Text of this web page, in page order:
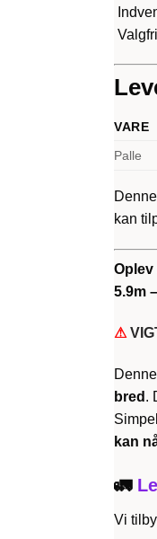
VARE
Palle
kan
Oplev
5.9m
⚠
bred .
kan
🚛
Vi